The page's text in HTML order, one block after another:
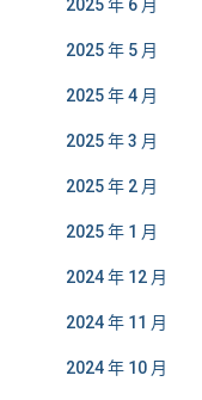
2025 年 6 月
2025 年 5 月
2025 年 4 月
2025 年 3 月
2025 年 2 月
2025 年 1 月
2024 年 12 月
2024 年 11 月
2024 年 10 月